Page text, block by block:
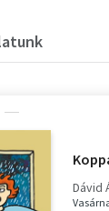
Dávid